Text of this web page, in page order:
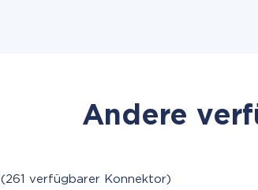
Andere
(261 verfügbarer Konnektor)